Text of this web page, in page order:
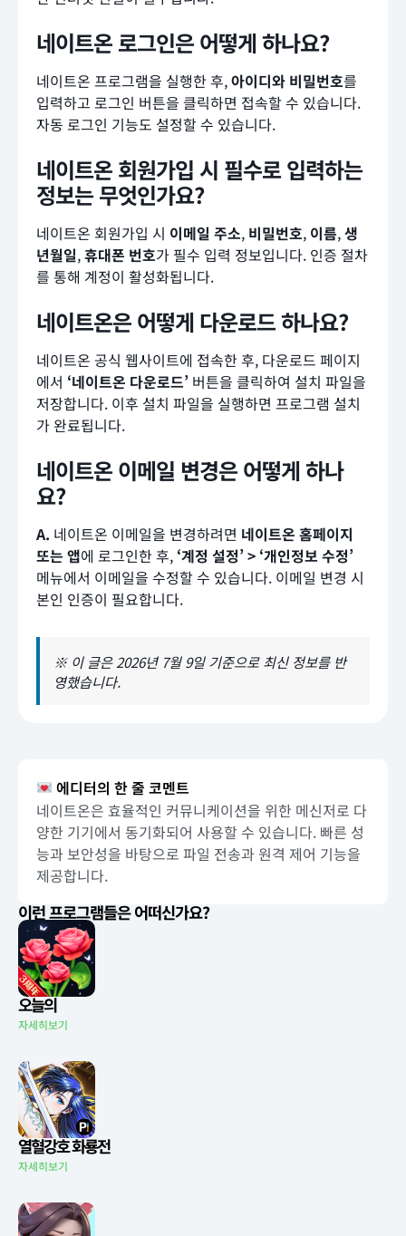
네이트온 로그인은 어떻게 하나요?
네이트온 프로그램을 실행한 후,아이디와 비밀번호를
입력하고 로그인 버튼을 클릭하면 접속할 수 있습니다.
자동 로그인 기능도 설정할 수 있습니다.
네이트온 회원가입 시 필수로 입력하는
정보는 무엇인가요?
네이트온 회원가입 시 이메일 주소, 비밀번호, 이름,생
년월일,휴대폰 번호가 필수 입력 정보입니다. 인증 절차
를 통해 계정이 활성화됩니다.
네이트온은 어떻게 다운로드 하나요?
네이트온 공식 웹사이트에 접속한 후, 다운로드 페이지
에서 ‘네이트온 다운로드’ 버튼을 클릭하여 설치 파일을
저장합니다. 이후 설치 파일을 실행하면 프로그램 설치
가 완료됩니다.
네이트온 이메일 변경은 어떻게 하나
요?
A. 네이트온 이메일을 변경하려면 네이트온 홈페이지
또는 앱에 로그인한 후, ‘계정 설정’ > ‘개인정보 수정’
메뉴에서 이메일을 수정할 수 있습니다. 이메일 변경 시
본인 인증이 필요합니다.
※ 이 글은 2026년 7월 9일 기준으로 최신 정보를 반
영했습니다.
에디터의 한 줄 코멘트
네이트온은 효율적인 커뮤니케이션을 위한 메신저로 다
양한 기기에서 동기화되어 사용할 수 있습니다. 빠른 성
능과 보안성을 바탕으로 파일 전송과 원격 제어 기능을
제공합니다.
이런 프로그램들은 어떠신가요?
오늘의
자세히보기
열혈강호 화룡전
자세히보기